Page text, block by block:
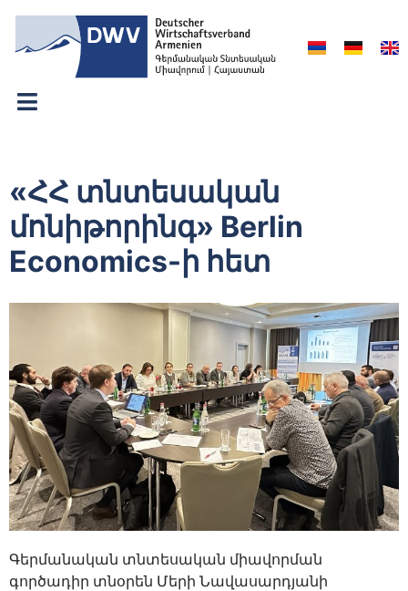
«ՀՀ տնտեսական
մոնիթորինգ» Berlin
Economics-ի հետ
Գերմանական տնտեսական միավորման
գործադիր տնօրեն Մերի Նավասարդյանի